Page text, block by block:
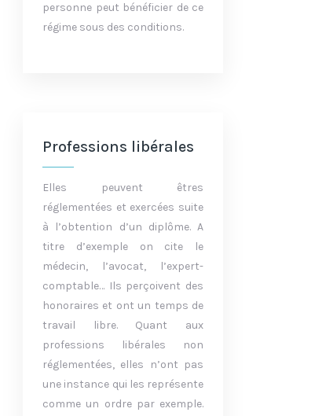
personne peut bénéficier de ce
régime sous des conditions.
Professions libérales
Elles peuvent êtres
réglementées et exercées suite
à l’obtention d’un diplôme. A
titre d’exemple on cite le
médecin, l’avocat, l’expert-
comptable… Ils perçoivent des
honoraires et ont un temps de
travail libre. Quant aux
professions libérales non
réglementées, elles n’ont pas
une instance qui les représente
comme un ordre par exemple.